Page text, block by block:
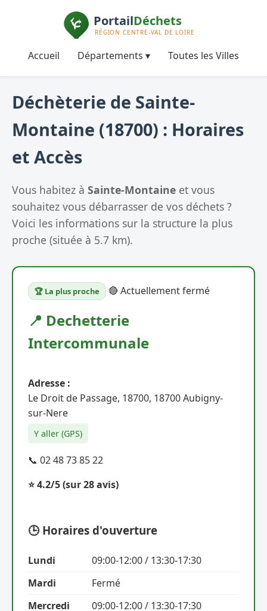
Accueil Départements ▾ Toutes les Villes
Déchèterie de Sainte-
Montaine (18700) : Horaires
et Accès
Vous habitez à Sainte-Montaine et vous
souhaitez vous débarrasser de vos déchets ?
Voici les informations sur la structure la plus
proche (située à 5.7 km).
🏆 La plus proche 🔴 Actuellement fermé
📍 Dechetterie
Intercommunale
Adresse :
Le Droit de Passage, 18700, 18700 Aubigny-
sur-Nere
Y aller (GPS)
📞 02 48 73 85 22
⭐ 4.2/5(sur 28 avis)
🕒 Horaires d'ouverture
Lundi
09:00-12:00 / 13:30-17:30
Mardi
Fermé
Mercredi
09:00-12:00 / 13:30-17:30